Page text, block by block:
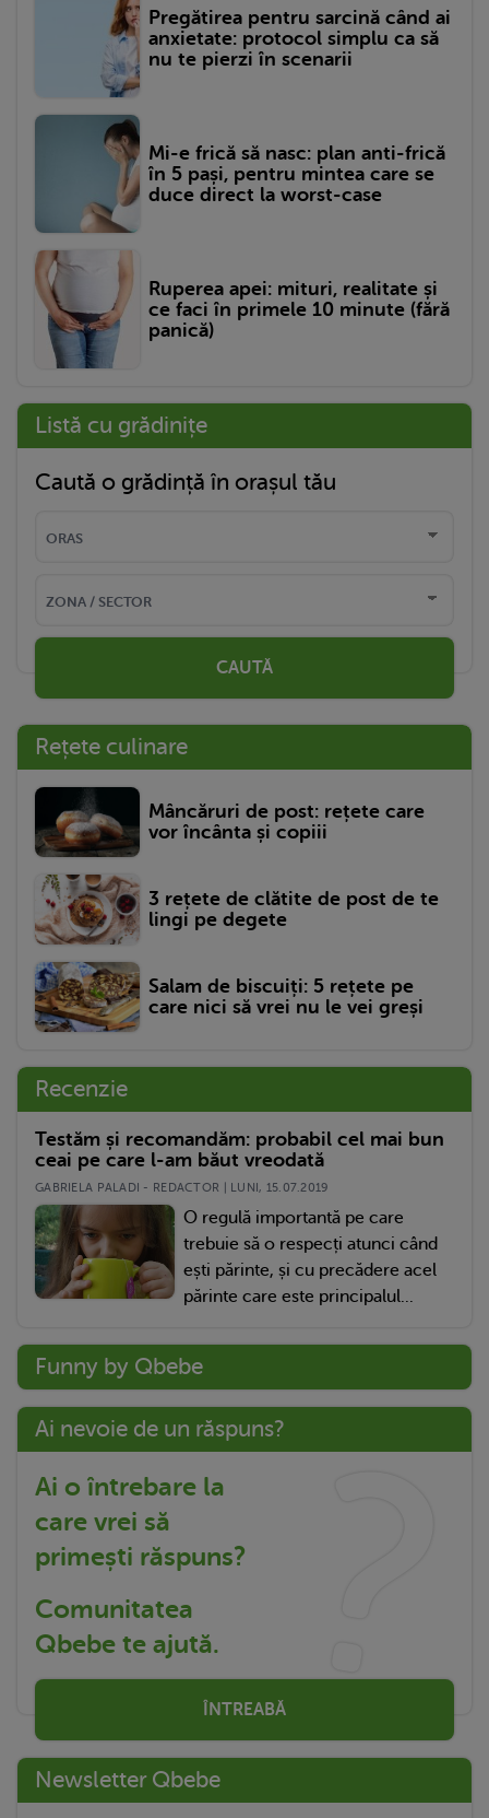
Pregătirea pentru sarcină când ai
anxietate: protocol simplu ca să
nu te pierzi în scenarii
Mi-e frică să nasc: plan anti-frică
în 5 pași, pentru mintea care se
duce direct la worst-case
Ruperea apei: mituri, realitate și
ce faci în primele 10 minute (fără
panică)
Listă cu grădinițe
Caută o grădință în orașul tău
CAUTĂ
Rețete culinare
Mâncăruri de post: rețete care
vor încânta și copiii
3 rețete de clătite de post de te
lingi pe degete
Salam de biscuiți: 5 rețete pe
care nici să vrei nu le vei greși
Recenzie
Testăm și recomandăm: probabil cel mai bun
ceai pe care l-am băut vreodată
GABRIELA PALADI - REDACTOR | LUNI, 15.07.2019
O regulă importantă pe care
trebuie să o respecți atunci când
ești părinte, și cu precădere acel
părinte care este principalul...
Funny by Qbebe
Ai nevoie de un răspuns?
Ai o întrebare la
care vrei să
primești răspuns?
Comunitatea
Qbebe te ajută.
ÎNTREABĂ
Newsletter Qbebe